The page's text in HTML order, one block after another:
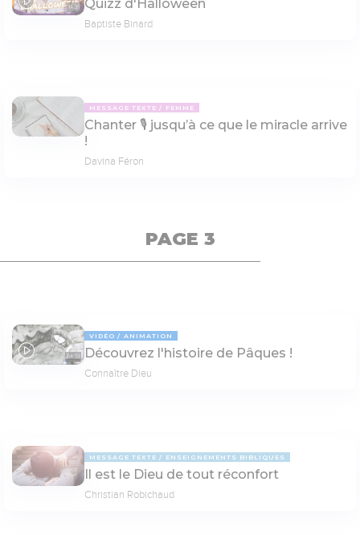
14:31 Quizz d'Halloween
Baptiste Binard
MESSAGE TEXTE FEMME
Chanter 🎙 jusqu’à ce que le miracle arrive
!
Davina Féron
PAGE 3
04:31
VIDÉO ANIMATION
Découvrez l'histoire de Pâques !
Connaître Dieu
MESSAGE TEXTE ENSEIGNEMENTS BIBLIQUES
Il est le Dieu de tout réconfort
Christian Robichaud